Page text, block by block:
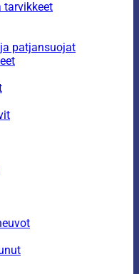
tarvikkeet
patjansuojat